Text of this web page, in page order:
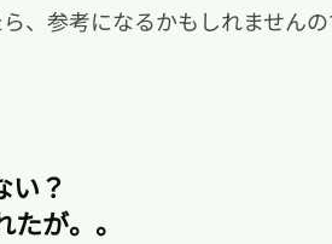
、参考になるかもしれません
い？
が。。